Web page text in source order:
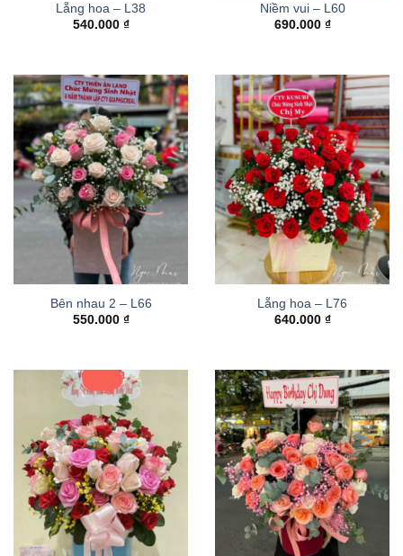
Lẵng hoa – L38
540.000 ₫
Niềm vui – L60
690.000 ₫
Bên nhau 2 – L66
550.000 ₫
Lẵng hoa – L76
640.000 ₫